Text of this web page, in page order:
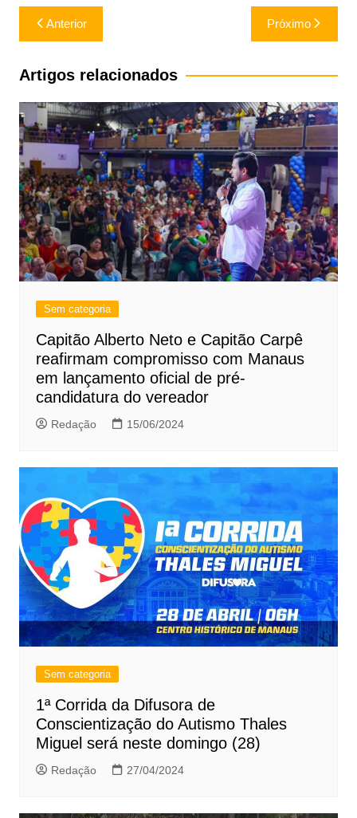
Navegação
de
Post
Anterior Próximo
Artigos relacionados
Sem categoria
Capitão Alberto Neto e Capitão Carpê
reafirmam compromisso com Manaus
em lançamento oficial de pré-
candidatura do vereador
Redação 15/06/2024
Sem categoria
1ª Corrida da Difusora de
Conscientização do Autismo Thales
Miguel será neste domingo (28)
Redação 27/04/2024